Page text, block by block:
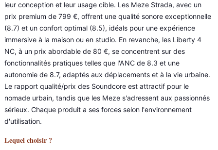
leur conception et leur usage cible. Les Meze Strada, avec un
prix premium de 799 €, offrent une qualité sonore exceptionnelle
(8.7) et un confort optimal (8.5), idéals pour une expérience
immersive à la maison ou en studio. En revanche, les Liberty 4
NC, à un prix abordable de 80 €, se concentrent sur des
fonctionnalités pratiques telles que l'ANC de 8.3 et une
autonomie de 8.7, adaptés aux déplacements et à la vie urbaine.
Le rapport qualité/prix des Soundcore est attractif pour le
nomade urbain, tandis que les Meze s'adressent aux passionnés
sérieux. Chaque produit a ses forces selon l'environnement
d'utilisation.
Lequel choisir ?